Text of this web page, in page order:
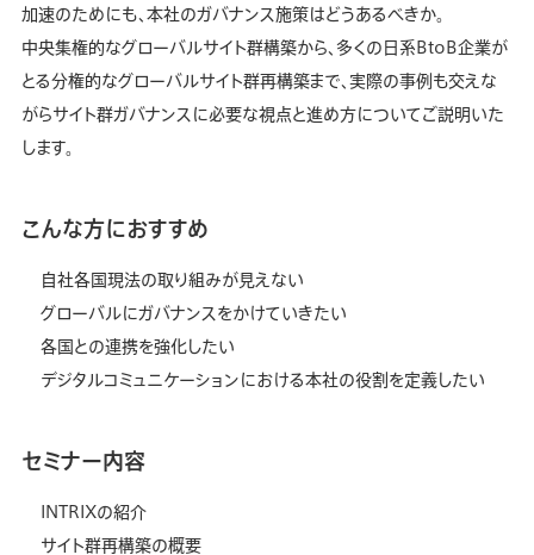
加速のためにも、本社のガバナンス施策はどうあるべきか。
中央集権的なグローバルサイト群構築から、多くの日系BtoB企業が
とる分権的なグローバルサイト群再構築まで、実際の事例も交えな
がらサイト群ガバナンスに必要な視点と進め方についてご説明いた
します。
こんな方におすすめ
自社各国現法の取り組みが見えない
グローバルにガバナンスをかけていきたい
各国との連携を強化したい
デジタルコミュニケーションにおける本社の役割を定義したい
セミナー内容
INTRIXの紹介
サイト群再構築の概要